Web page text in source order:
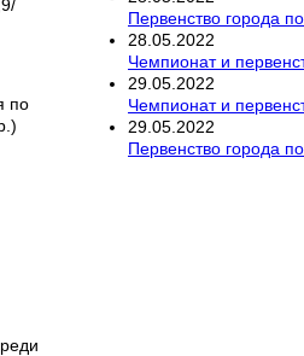
по
Первенство города
28 05 2022
Чемпионат и
29 05 2022
Чемпионат и
29 05 2022
Первенство города